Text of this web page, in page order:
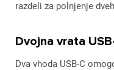
razdeli za polnjenje
Dvojna vrata
Dva vhoda USB-C